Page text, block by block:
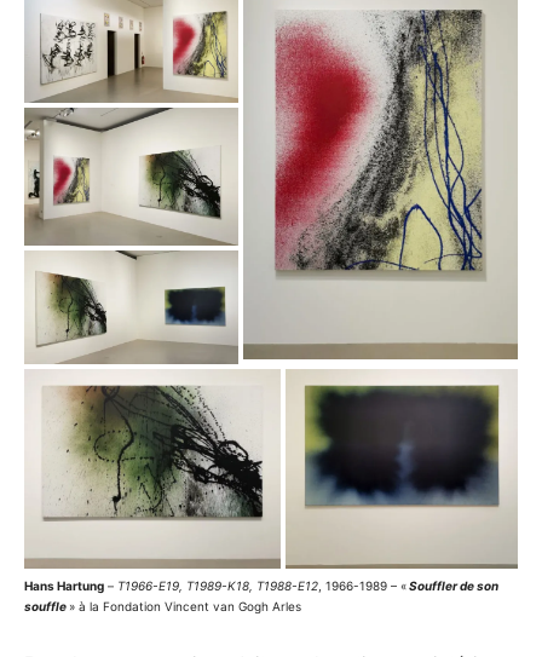
Hans Hartung – T1966-E19, T1989-K18, T1988-E12 , 1966-1989 – «Souffler de son
souffle » à la Fondation Vincent van Gogh Arles